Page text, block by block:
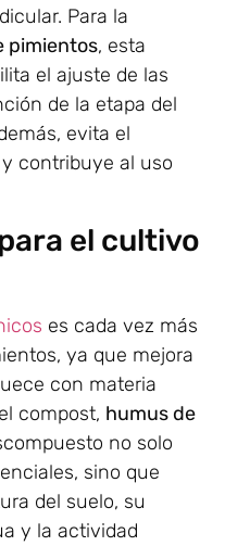
Para la
pimientos, esta
el ajuste de las
de la etapa del
evita el
contribuye al uso
el cultivo
es cada vez más
ya que mejora
con materia
compost, humus de
no solo
sino que
del suelo, su
y la actividad